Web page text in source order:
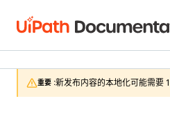
重要 :新发布内容的本地化可能需要